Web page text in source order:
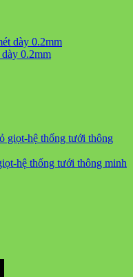
0.2mm
hệ thống tưới thông minh